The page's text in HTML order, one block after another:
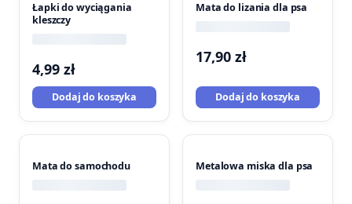
Łapki do wyciągania
kleszczy
4,99 zł
Dodaj do koszyka
Mata do lizania dla psa
17,90 zł
Dodaj do koszyka
Mata do samochodu Metalowa miska dla psa